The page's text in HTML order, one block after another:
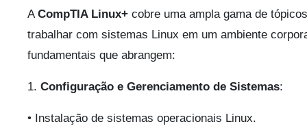
ACompTIA Linux+ cobre uma ampla gama de
trabalhar com sistemas Linux em um ambiente
fundamentais que abrangem:
1. Configuração e Gerenciamento de Sistemas:
• Instalação de sistemas operacionais Linux.